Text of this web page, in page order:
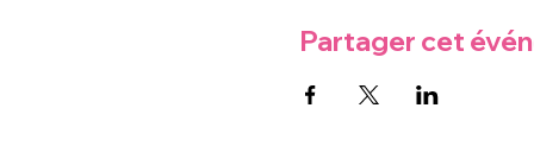
Partager cet